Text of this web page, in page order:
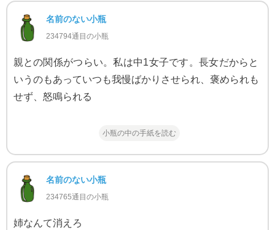
名前のない小瓶
234794通目の小瓶
親との関係がつらい。私は中1女子です。長女だからと
いうのもあっていつも我慢ばかりさせられ、褒められも
せず、怒鳴られる
小瓶の中の手紙を読む
名前のない小瓶
234765通目の小瓶
姉なんて消えろ